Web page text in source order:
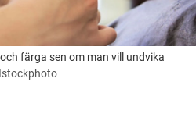
färga sen om man vill undvika